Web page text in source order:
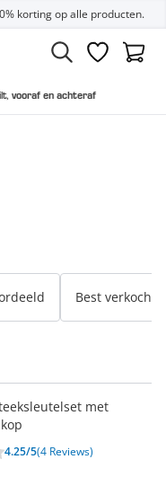
korting op alle producten.
Verlanglijst
en achteraf
Best verkocht
met
4.25/5(4 Reviews)